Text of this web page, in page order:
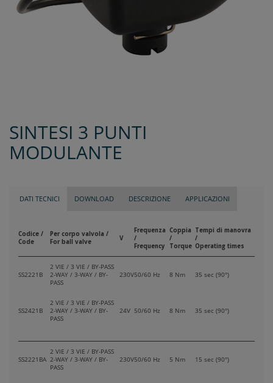
SINTESI 3 PUNTI
MODULANTE
DATI TECNICI DOWNLOAD DESCRIZIONE APPLICAZIONI
Codice /
Code
Per corpo valvola /
For ball valve
V
Frequenza
/
Frequency
Coppia
/
Torque
Tempi di manovra
/
Operating times
SS2221B
2 VIE / 3 VIE / BY-PASS
2-WAY / 3-WAY / BY-
PASS
230V50/60 Hz 8 Nm 35 sec (90°)
SS2421B
2 VIE / 3 VIE / BY-PASS
2-WAY / 3-WAY / BY-
PASS
24V 50/60 Hz 8 Nm 35 sec (90°)
SS2221BA
2 VIE / 3 VIE / BY-PASS
2-WAY / 3-WAY / BY-
PASS
230V50/60 Hz 5 Nm 15 sec (90°)